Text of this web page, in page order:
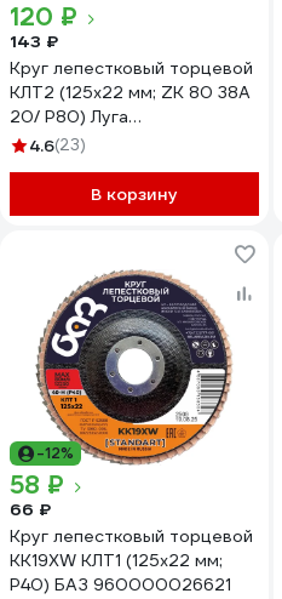
120 ₽
143 ₽
Круг лепестковый торцевой
КЛТ2 (125x22 мм; ZK 80 38А
20/ Р80) Луга
4603347250174
4.6(23)
В корзину
-12%
58 ₽
66 ₽
Круг лепестковый торцевой
KK19XW КЛТ1 (125х22 мм;
P40) БАЗ 960000026621